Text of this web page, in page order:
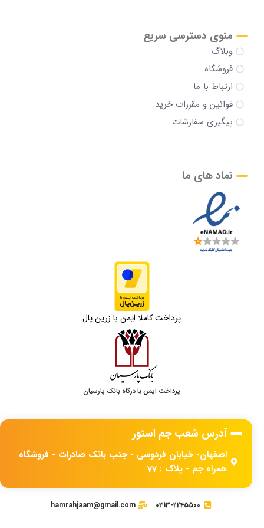
منوی دسترسی سریع
وبلاگ
فروشگاه
ارتباط با ما
قوانین و مقررات خرید
پیگیری سفارشات
نماد های ما
پرداخت کاملا ایمن با زرین پال
پرداخت ایمن با درگاه بانک پارسیان
آدرس شعب جم استور
اصفهان- خیابان فردوسی - جنب بانک صادرات - فروشگاه
همراه جم - پلاک : 77
0313-2245500
hamrahjaam@gmail.com